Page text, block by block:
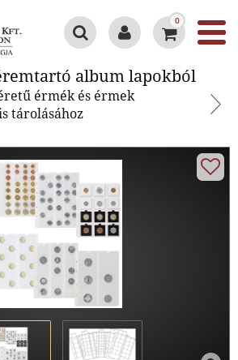
0
album lapokból
érmék és érmek
tárolásához
éremtartó album
lapokból